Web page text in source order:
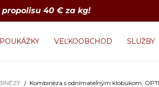
propolisu 40 € za kg!
VEĽKOOBCHOD SLUŽBY
Kombinéza s odnímateľným klobúkom,